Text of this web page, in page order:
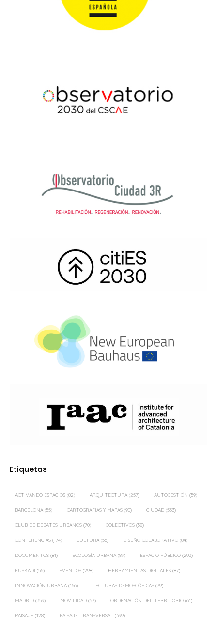
Etiquetas
ACTIVANDO ESPACIOS (82) ARQUITECTURA (257) AUTOGESTIÓN (59)
BARCELONA (55) CARTOGRAFÍAS Y MAPAS (90) CIUDAD (553)
CLUB DE DEBATES URBANOS (70) COLECTIVOS (58)
CONFERENCIAS (174) CULTURA (56) DISEÑO COLABORATIVO (84)
DOCUMENTOS (81) ECOLOGÍA URBANA (89) ESPACIO PÚBLICO (293)
EUSKADI (56) EVENTOS (298) HERRAMIENTAS DIGITALES (87)
INNOVACIÓN URBANA (166) LECTURAS DEMOSCÓPICAS (79)
MADRID (359) MOVILIDAD (57) ORDENACIÓN DEL TERRITORIO (61)
PAISAJE (128) PAISAJE TRANSVERSAL (399)